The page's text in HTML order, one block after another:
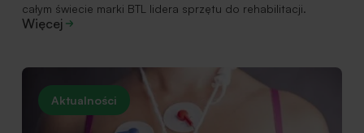
całym świecie marki BTL lidera sprzętu do rehabilitacji.
Więcej
Aktualności